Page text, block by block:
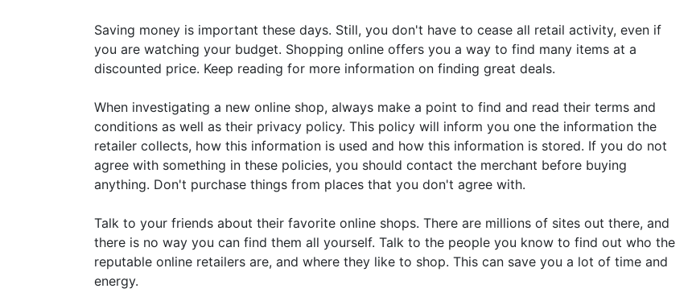
Saving money is important these days. Still, you don't have to cease all retail activity, even if
you are watching your budget. Shopping online offers you a way to find many items at a
discounted price. Keep reading for more information on finding great deals.
When investigating a new online shop, always make a point to find and read their terms and
conditions as well as their privacy policy. This policy will inform you one the information the
retailer collects, how this information is used and how this information is stored. If you do not
agree with something in these policies, you should contact the merchant before buying
anything. Don't purchase things from places that you don't agree with.
Talk to your friends about their favorite online shops. There are millions of sites out there, and
there is no way you can find them all yourself. Talk to the people you know to find out who the
reputable online retailers are, and where they like to shop. This can save you a lot of time and
energy.